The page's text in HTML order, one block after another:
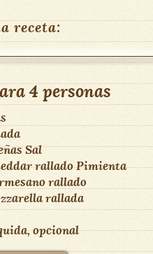
receta:
4 personas
Sal
rallado Pimienta
rallado
rallada
opcional